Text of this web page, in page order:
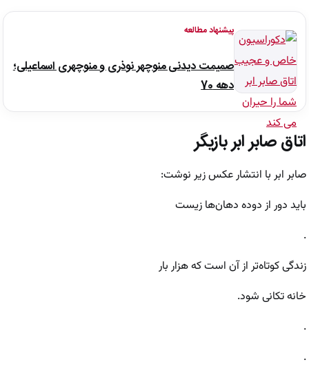
پیشنهاد مطالعه
صمیمت دیدنی منوچهر نوذری و منوچهری اسماعیلی؛
دهه 70
اتاق صابر ابر بازیگر
صابر ابر با انتشار عکس زیر نوشت:
باید دور از دوده دهان‌ها زیست
.
زندگی کوتاه‌تر از آن است که هزار بار
خانه تکانی شود.
.
.